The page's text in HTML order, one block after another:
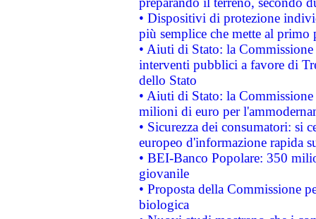
• Dispositivi di protezione
più semplice che mette al primo
• Aiuti di Stato: la
interventi pubblici a favore di
dello Stato
• Aiuti di Stato: la
milioni di euro per
• Sicurezza dei consumatori: si
europeo d'informazione rapida
• BEI-Banco Popolare: 350
giovanile
• Proposta della Commissione
biologica